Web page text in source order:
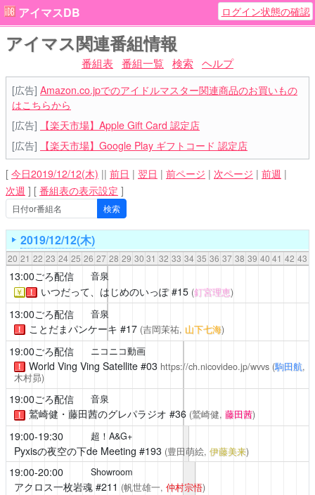
アイマスDB ログイン状態の確認
アイマス関連番組情報
番組表 番組一覧 検索 ヘルプ
[広告] Amazon.co.jpでのアイドルマスター関連商品のお買いもの
はこちらから
[広告]
【楽天市場】Apple Gift Card 認定店
[広告]
【楽天市場】Google Play ギフトコード 認定店
[ 今日2019/12/12(木) || 前日 | 翌日 | 前ページ | 次ページ | 前週 |
次週 ] [ 番組表の表示設定 ]
2019/12/12(木)
20 21 22 23 24 25 26 27 28 29 30 31 32 33 34 35 36 37 38 39 40 41 42 43
13:00ごろ配信 音泉
￥ ！ いつだって、はじめのいっぽ#15 (釘宮理恵)
13:00ごろ配信 音泉
！ ことだまパンケーキ #17 (吉岡茉祐, 山下七海)
19:00ごろ配信 ニコニコ動画
！ World Ving Ving Satellite#03 https://ch.nicovideo.jp/wvvs (駒田航,
木村昴)
19:00ごろ配信 音泉
！ 鷲崎健・藤田茜のグレパラジオ #36 (鷲崎健, 藤田茜)
19:00-19:30 超！A&G+
Pyxisの夜空の下de Meeting #193 (豊田萌絵, 伊藤美来)
19:00-20:00 Showroom
アクロス一枚岩魂#211 (帆世雄一, 仲村宗悟)